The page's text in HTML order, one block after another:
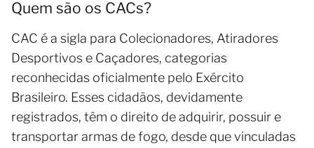
Quem são os CACs?
CAC é a sigla para Colecionadores, Atiradores
Desportivos e Caçadores, categorias
reconhecidas oficialmente pelo Exército
Brasileiro. Esses cidadãos, devidamente
registrados, têm o direito de adquirir, possuir e
transportar armas de fogo, desde que vinculadas